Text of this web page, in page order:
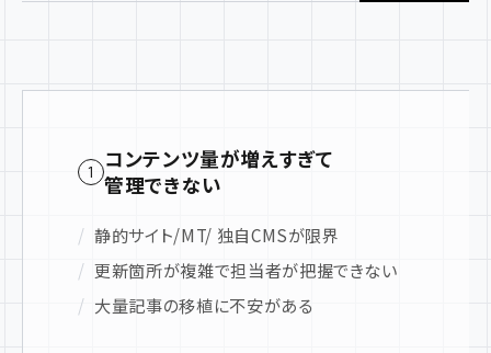
1
コンテンツ量が増えすぎて
管理できない
静的サイト/MT/ 独自CMSが限界
更新箇所が複雑で担当者が把握できない
大量記事の移植に不安がある